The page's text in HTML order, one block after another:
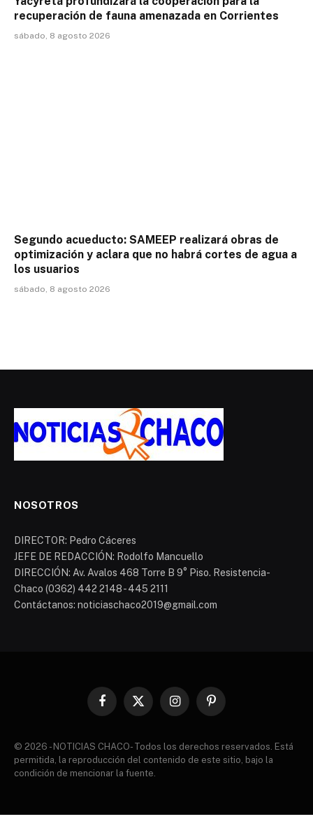
recuperación de fauna amenazada en Corrientes
sábado, 8 agosto 2026
Segundo acueducto: SAMEEP realizará obras de
optimización y aclara que no habrá cortes de agua a
los usuarios
sábado, 8 agosto 2026
NOSOTROS
DIRECTOR: Pedro Cáceres
JEFE DE REDACCIÓN: Rodolfo Mancuello
DIRECCIÓN: Av. Avalos 468 Torre B 9° Piso. Resistencia-
Chaco (0362) 442 2148 - 445 2111
Contáctanos: noticiaschaco2019@gmail.com
Facebook
X
InstagramPinterest
© 2026 - NOTICIAS CHACO- Todos los derechos reservados. Está
permitida, la reproducción del contenido de este sitio, bajo la
condición de mencionar la fuente.